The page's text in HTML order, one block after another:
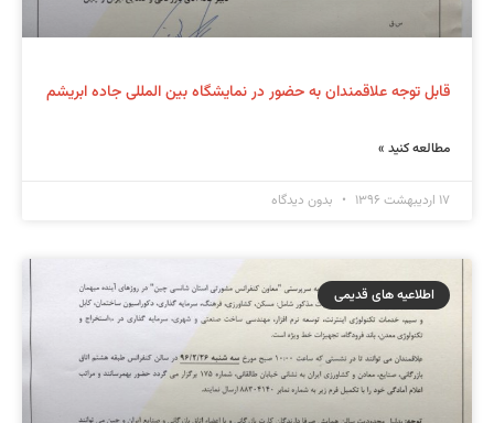
قابل توجه علاقمندان به حضور در نمایشگاه بین المللی جاده ابریشم
مطالعه کنید »
۱۷ اردیبهشت ۱۳۹۶ بدون دیدگاه
اطلاعیه های قدیمی